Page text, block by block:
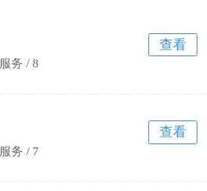
务 /8
查看
务 / 7
查看